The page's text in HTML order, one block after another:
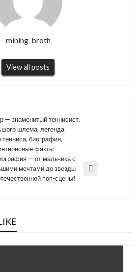
mining_broth
View all posts
— знаменитый теннисист,
шлема, легенда
тенниса, биография,
факты
— от мальчика с
мечтами до звезды
поп-сцены!